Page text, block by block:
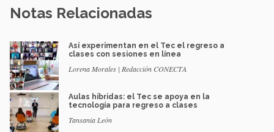
Notas Relacionadas
Así experimentan en el Tec el regreso a
clases con sesiones en línea
Lorena Morales | Redacción CONECTA
Aulas híbridas: el Tec se apoya en la
tecnología para regreso a clases
Tansania León